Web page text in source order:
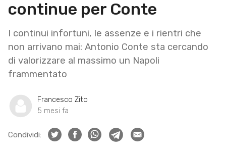
continue per Conte
I continui infortuni, le assenze e i rientri che
non arrivano mai: Antonio Conte sta cercando
di valorizzare al massimo un Napoli
frammentato
Francesco Zito
5 mesi fa
Condividi: